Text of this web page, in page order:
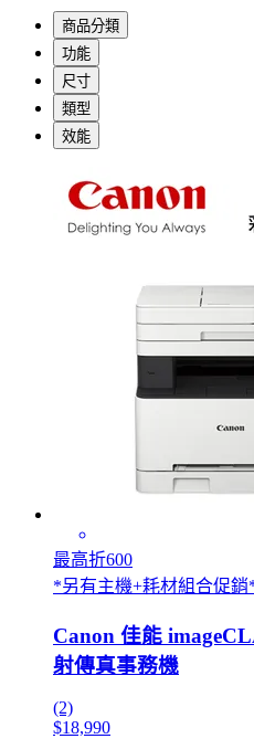
商品分類
功能
尺寸
類型
效能
最高折600
*另有主機+耗材組合促銷
Canon 佳能
射傳真事務機
(2)
$18,990